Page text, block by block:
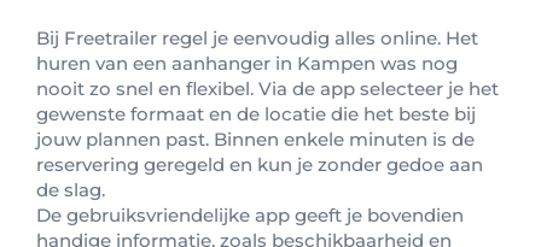
Bij Freetrailer regel je eenvoudig alles online. Het
huren van een aanhanger in Kampen was nog
nooit zo snel en flexibel. Via de app selecteer je het
gewenste formaat en de locatie die het beste bij
jouw plannen past. Binnen enkele minuten is de
reservering geregeld en kun je zonder gedoe aan
de slag.
De gebruiksvriendelijke app geeft je bovendien
handige informatie, zoals beschikbaarheid en